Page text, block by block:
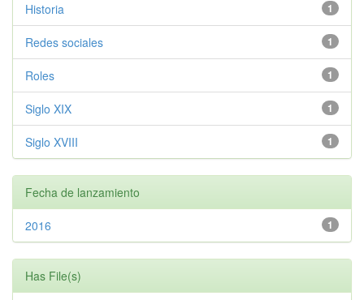
1
Historia
1
Redes sociales
1
Roles
1
Siglo XIX
1
Siglo XVIII
Fecha de lanzamiento
1
2016
Has File(s)